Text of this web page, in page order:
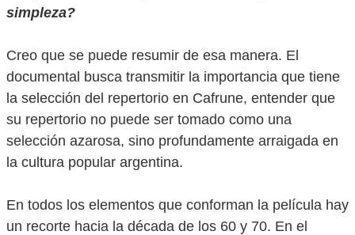
simpleza?
Creo que se puede resumir de esa manera. El
documental busca transmitir la importancia que tiene
la selección del repertorio en Cafrune, entender que
su repertorio no puede ser tomado como una
selección azarosa, sino profundamente arraigada en
la cultura popular argentina.
En todos los elementos que conforman la película hay
un recorte hacia la década de los 60 y 70. En el